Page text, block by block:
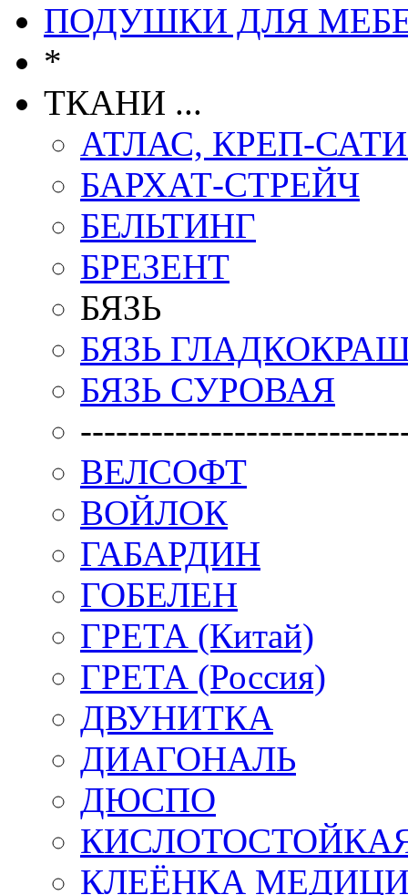
ПОДУШКИ ДЛЯ
*
ТКАНИ ...
АТЛАС, КРЕП-
БАРХАТ-СТРЕЙЧ
БЕЛЬТИНГ
БРЕЗЕНТ
БЯЗЬ
БЯЗЬ
БЯЗЬ СУРОВАЯ
ВЕЛСОФТ
ВОЙЛОК
ГАБАРДИН
ГОБЕЛЕН
ГРЕТА (Китай)
ГРЕТА (Россия)
ДВУНИТКА
ДИАГОНАЛЬ
ДЮСПО
КЛЕЁНКА